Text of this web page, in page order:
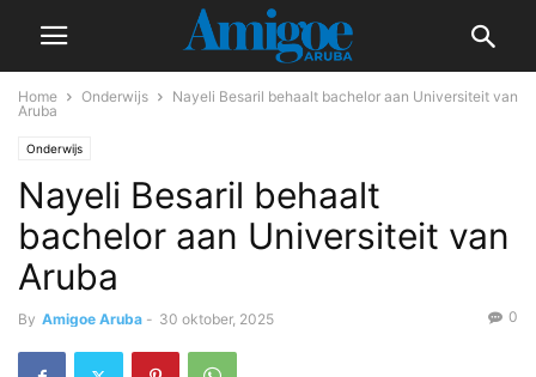
Home Onderwijs
Nayeli Besaril behaalt bachelor aan Universiteit van
Aruba
Onderwijs
Nayeli Besaril behaalt
bachelor aan Universiteit van
Aruba
By Amigoe Aruba - 30 oktober, 2025 0